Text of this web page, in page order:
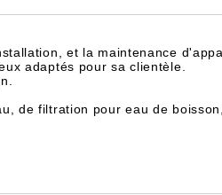
et la maintenance
adaptés pour sa clientèle.
de filtration pour eau de